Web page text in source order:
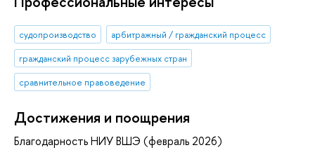
судопроизводство
арбитражный / гражданский процесс
гражданский процесс зарубежных стран
сравнительное правоведение
Достижения и поощрения
Благодарность НИУ ВШЭ (февраль 2026)